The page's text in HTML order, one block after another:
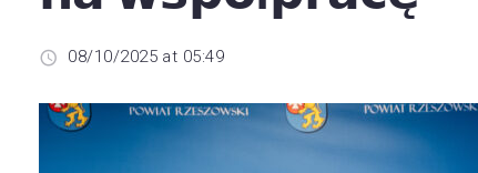
08/10/2025 at 05:49